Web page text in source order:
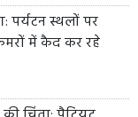
पर्यटन स्थलों पर
में कैद कर रहे